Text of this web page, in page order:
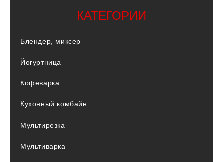
КАТЕГОРИИ
Блендер, миксер
Йогуртница
Кофеварка
Кухонный комбайн
Мультирезка
Мультиварка